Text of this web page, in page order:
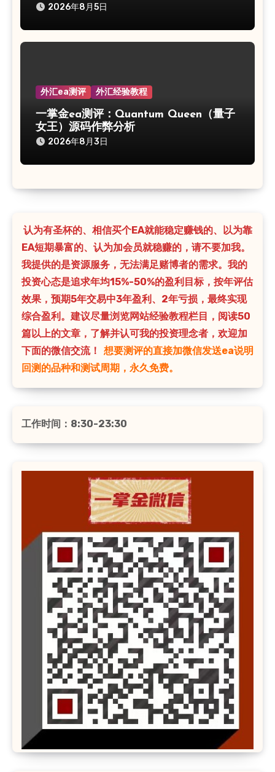
2026年8月5日
外汇ea测评 外汇经验教程
一掌金ea测评：Quantum Queen（量子
女王）源码作弊分析
2026年8月3日
认为有圣杯的、相信买个EA就能稳定赚钱的、以为靠
EA短期暴富的、认为加会员就稳赚的，请不要加我。
我提供的是资源服务，无法满足赌博者的需求。我的
投资心态是追求年均15%-50%的盈利目标，按年评估
效果，预期5年交易中3年盈利、2年亏损，最终实现
综合盈利。建议尽量浏览网站经验教程栏目，阅读50
篇以上的文章，了解并认可我的投资理念者，欢迎加
下面的微信交流！
想要测评的直接加微信发送ea说明
回测的品种和测试周期，永久免费。
工作时间：8:30-23:30